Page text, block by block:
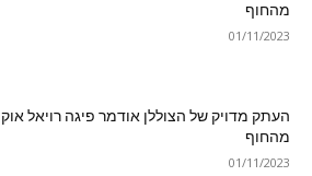
מהחוף
01/11/2023
העתק מדויק של הצוללן אודמר פיגה רויאל אוק
מהחוף
01/11/2023